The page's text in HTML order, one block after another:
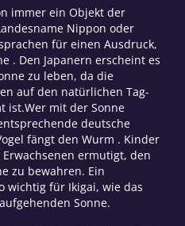
immer ein Objekt der
Nippon oder
für einen Ausdruck,
. Den Japanern erscheint es
zu leben, da die
auf den natürlichen Tag-
ist.Wer mit der Sonne
deutsche
fängt den Wurm . Kinder
ermutigt, den
zu bewahren. Ein
wichtig für Ikigai, wie das
Sonne.